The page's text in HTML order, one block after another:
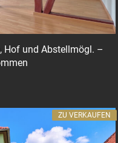
Hof und Abstellmögl. –
ZU VERKAUFEN